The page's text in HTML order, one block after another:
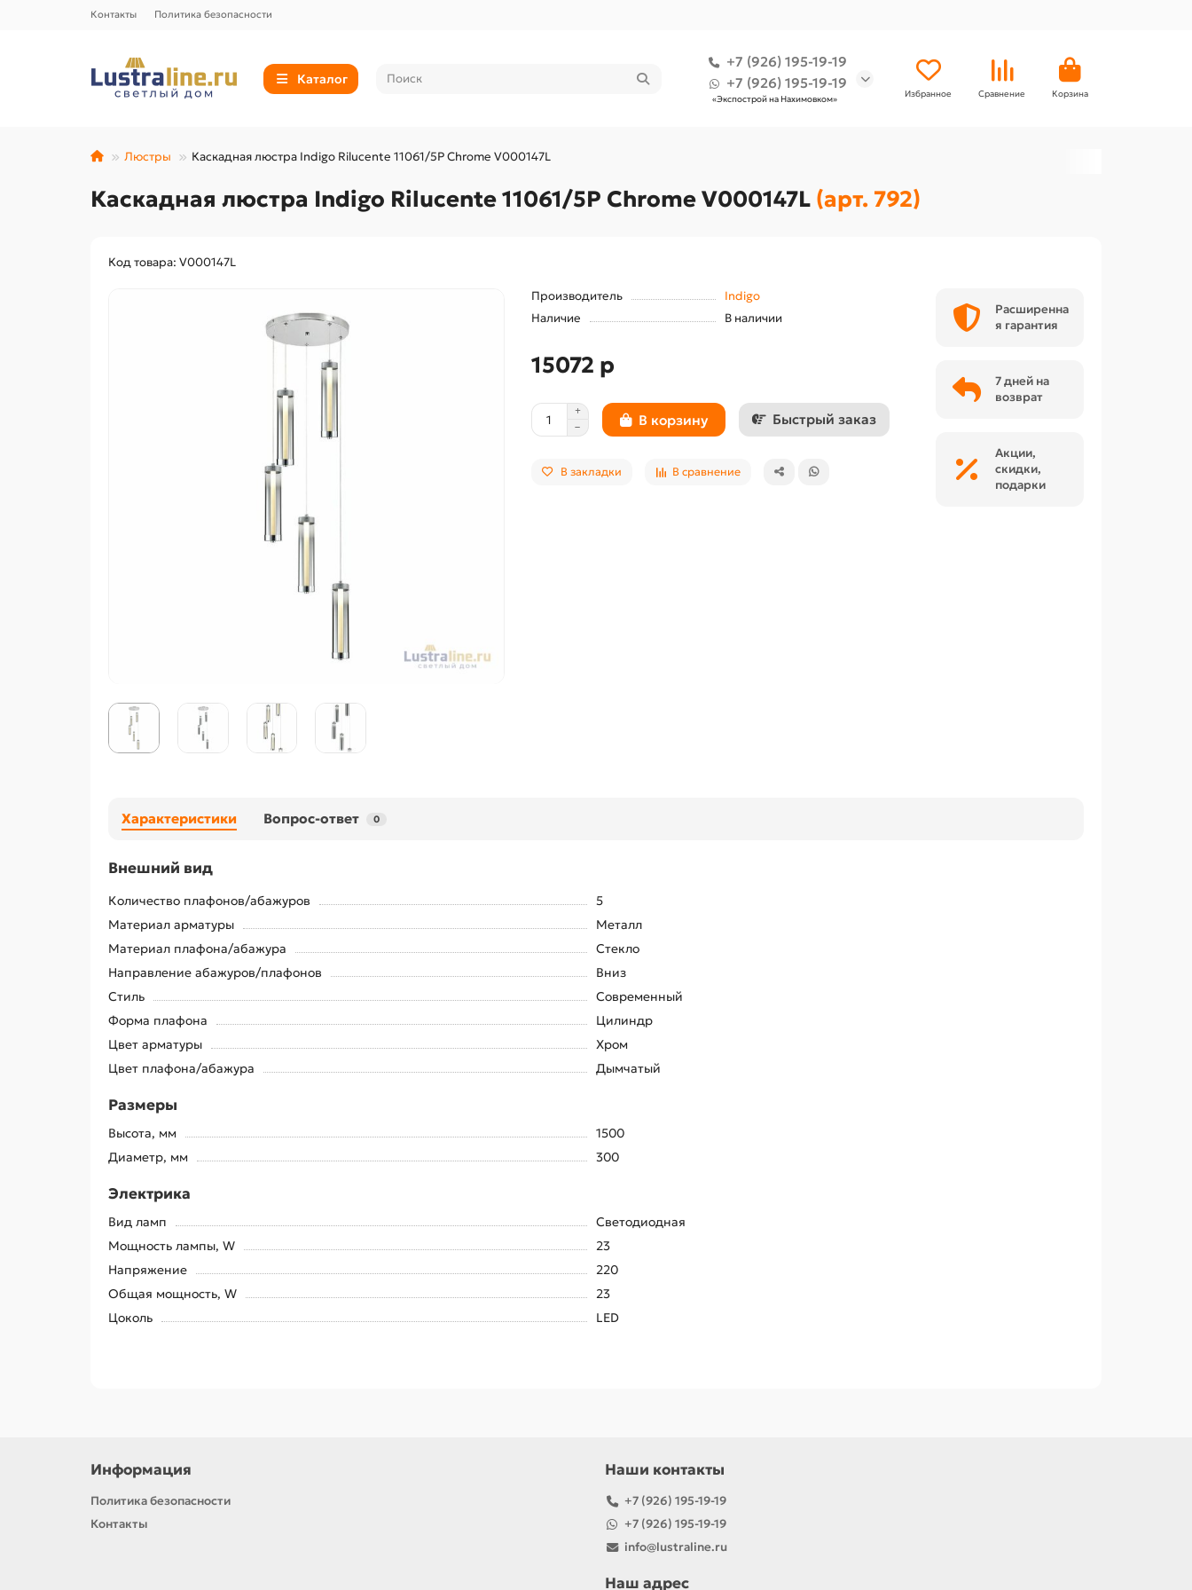
Контакты Политика безопасности
Каталог
+7 (926) 195-19-19
+7 (926) 195-19-19
«Экспострой на Нахимовком» Избранное Сравнение Корзина
Люстры Каскадная люстра Indigo Rilucente 11061/5P Chrome V000147L
Каскадная люстра Indigo Rilucente 11061/5P Chrome V000147L (арт. 792)
Код товара: V000147L
Производитель
Indigo
Наличие
В наличии
15072 р
В корзину Быстрый заказ
В закладки В сравнение
Расширенна
я гарантия
7 дней на
возврат
Акции,
скидки,
подарки
Характеристики Вопрос-ответ 0
Внешний вид
Количество плафонов/абажуров
5
Материал арматуры
Металл
Материал плафона/абажура
Стекло
Направление абажуров/плафонов
Вниз
Стиль
Современный
Форма плафона
Цилиндр
Цвет арматуры
Хром
Цвет плафона/абажура
Дымчатый
Размеры
Высота, мм
1500
Диаметр, мм
300
Электрика
Вид ламп
Светодиодная
Мощность лампы, W
23
Напряжение
220
Общая мощность, W
23
Цоколь
LED
Информация
Политика безопасности
Контакты
Наши контакты
+7 (926) 195-19-19
+7 (926) 195-19-19
info@lustraline.ru
Наш адрес